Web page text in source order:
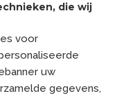
die wij
voor
uw
gegevens,